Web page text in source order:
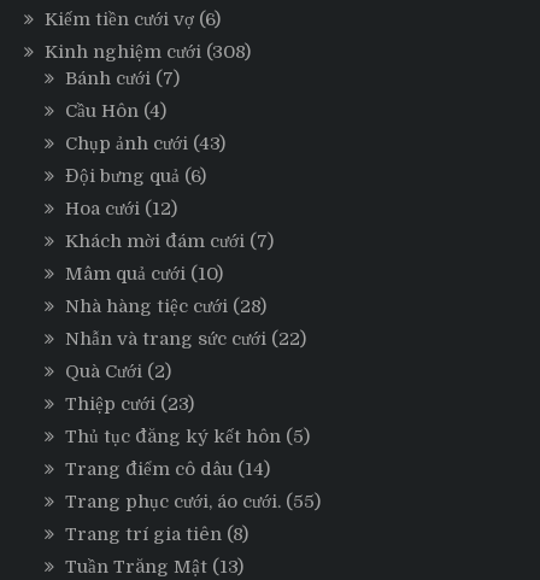
Kiếm tiền cưới vợ (6)
Kinh nghiệm cưới (308)
Bánh cưới (7)
Cầu Hôn (4)
Chụp ảnh cưới (43)
Đội bưng quả (6)
Hoa cưới (12)
Khách mời đám cưới (7)
Mâm quả cưới (10)
Nhà hàng tiệc cưới (28)
Nhẫn và trang sức cưới (22)
Quà Cưới (2)
Thiệp cưới (23)
Thủ tục đăng ký kết hôn (5)
Trang điểm cô dâu (14)
Trang phục cưới, áo cưới. (55)
Trang trí gia tiên (8)
Tuần Trăng Mật (13)